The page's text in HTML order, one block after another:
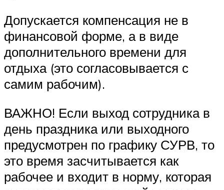
Допускается компенсация не в
финансовой форме, а в виде
дополнительного времени для
отдыха (это согласовывается с
самим рабочим).
ВАЖНО! Если выход сотрудника в
день праздника или выходного
предусмотрен по графику СУРВ, то
это время засчитывается как
рабочее и входит в норму, которая